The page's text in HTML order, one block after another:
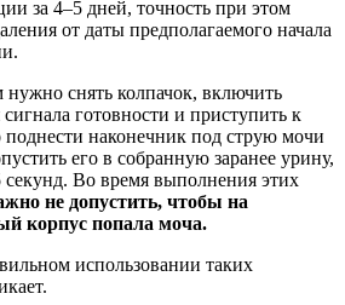
за 4–5 дней, точность при этом
от даты предполагаемого начала
нужно снять колпачок, включить
готовности и приступить к
наконечник под струю мочи
его в собранную заранее урину,
Во время выполнения этих
не допустить, чтобы на
корпус попала моча.
использовании таких